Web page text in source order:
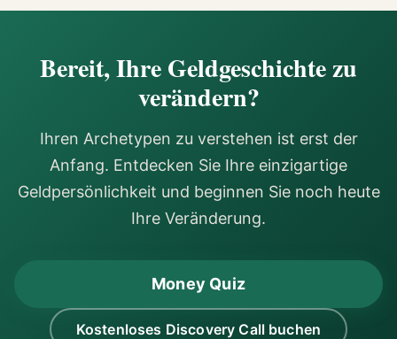
Bereit, Ihre Geldgeschichte zu
verändern?
Ihren Archetypen zu verstehen ist erst der
Anfang. Entdecken Sie Ihre einzigartige
Geldpersönlichkeit und beginnen Sie noch heute
Ihre Veränderung.
Money Quiz
Kostenloses Discovery Call buchen